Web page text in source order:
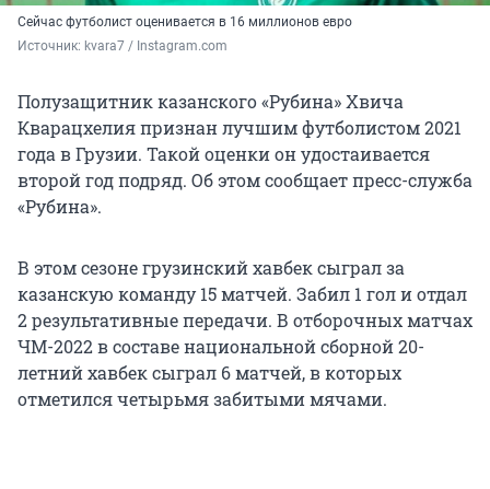
Сейчас футболист оценивается в 16 миллионов евро
Источник: kvara7 / Instagram.com
Полузащитник казанского «Рубина» Хвича
Кварацхелия признан лучшим футболистом 2021
года в Грузии. Такой оценки он удостаивается
второй год подряд. Об этом сообщает пресс-служба
«Рубина».
В этом сезоне грузинский хавбек сыграл за
казанскую команду 15 матчей. Забил 1 гол и отдал
2 результативные передачи. В отборочных матчах
ЧМ-2022 в составе национальной сборной 20-
летний хавбек сыграл 6 матчей, в которых
отметился четырьмя забитыми мячами.